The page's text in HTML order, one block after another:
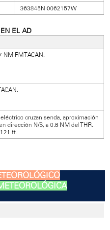
363845N 0062157W
EL AD
NM FM TACAN.
cruzan senda, aproximación
dirección N/S, a 0.8 NM del THR.
ft.